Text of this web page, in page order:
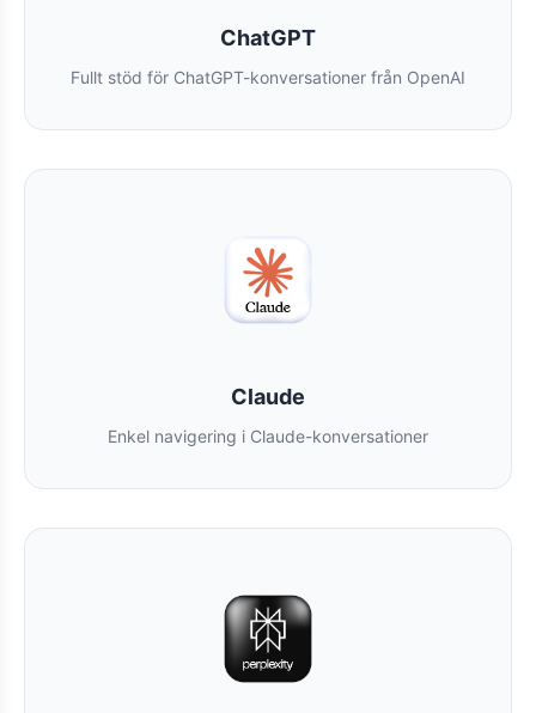
ChatGPT
Fullt stöd för ChatGPT-konversationer från OpenAI
Claude
Enkel navigering i Claude-konversationer